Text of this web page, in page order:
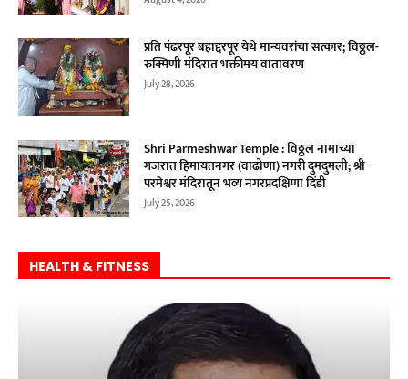
प्रति पंढरपूर बहाद्दरपूर येथे मान्यवरांचा सत्कार; विठ्ठल-
रुक्मिणी मंदिरात भक्तीमय वातावरण
July 28, 2026
Shri Parmeshwar Temple : विठ्ठल नामाच्या
गजरात हिमायतनगर (वाढोणा) नगरी दुमदुमली; श्री
परमेश्वर मंदिरातून भव्य नगरप्रदक्षिणा दिंडी
July 25, 2026
HEALTH & FITNESS